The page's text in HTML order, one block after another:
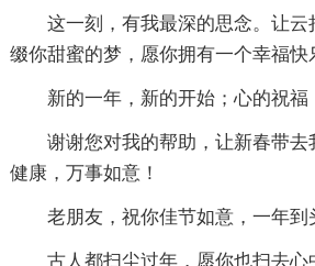
这一刻，有我最深的思念。让
缀你甜蜜的梦，愿你拥有一个幸福快
新的一年，新的开始；心的祝福
谢谢您对我的帮助，让新春带
健康，万事如意！
老朋友，祝你佳节如意，一年到
古人都扫尘过年，愿你也扫去